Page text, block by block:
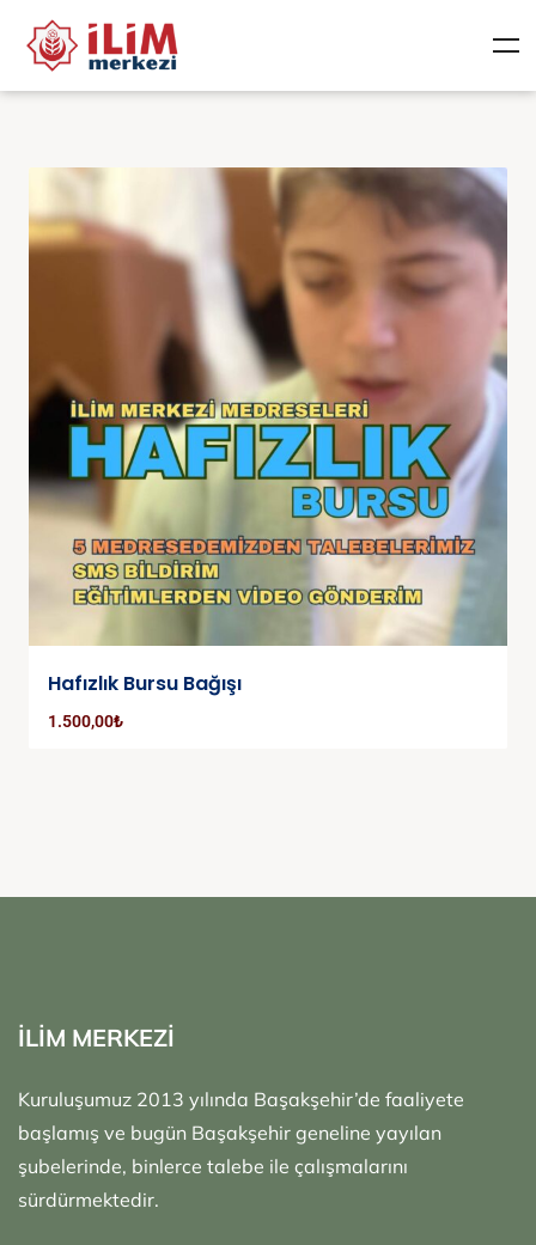
Hafızlık Bursu Bağışı
1.500,00₺
İLİM MERKEZİ
Kuruluşumuz 2013 yılında Başakşehir’de faaliyete
başlamış ve bugün Başakşehir geneline yayılan
şubelerinde, binlerce talebe ile çalışmalarını
sürdürmektedir.